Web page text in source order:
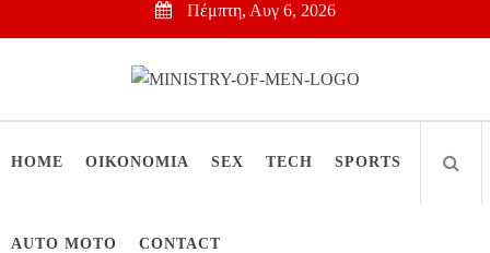
Πέμπτη, Αυγ 6, 2026
Ministry Of Men
HOME ΟΙΚΟΝΟΜΙΑ SEX TECH SPORTS
AUTO MOTO CONTACT